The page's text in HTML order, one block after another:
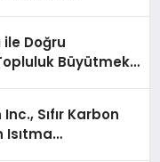
Doğru
Büyütmek
Sıfır Karbon
Isıtma